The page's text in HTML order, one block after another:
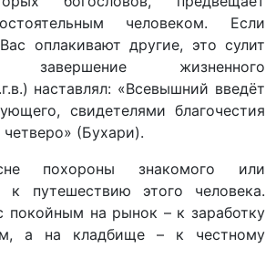
человеком. Если
оплакивают другие, это сулит
завершение жизненного
наставлял: «Всевышний введёт
свидетелями благочестия
четверо» (Бухари).
похороны знакомого или
к путешествию этого человека.
покойным на рынок – к заработку
а на кладбище – к честному